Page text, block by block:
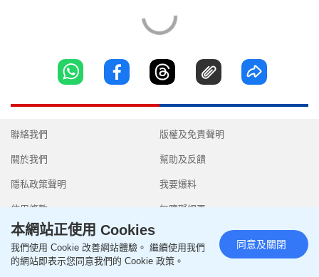
聯絡我們
關於我們
隱私政策聲明
使用條款
版權及免責聲明
幫助及反饋
我要爆料
無障礙網頁
Copyright © 2026 SingTao Ltd.All rights reserved.
本網站正使用 Cookies
我們使用 Cookie 改善網站體驗。 繼續使用我們
的網站即表示您同意我們的 Cookie 政策。
同意及關閉